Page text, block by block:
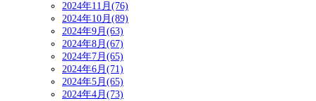
2024年11月(76)
2024年10月(89)
2024年9月(63)
2024年8月(67)
2024年7月(65)
2024年6月(71)
2024年5月(65)
2024年4月(73)